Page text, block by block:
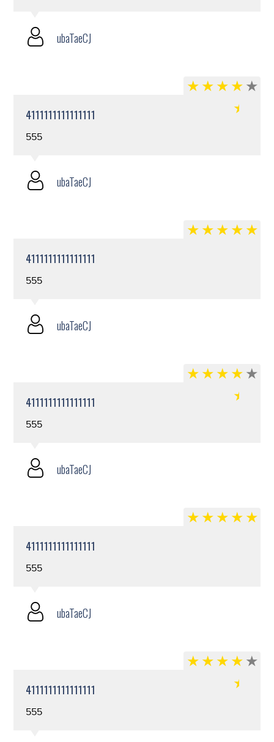
ubaTaeCJ
4111111111111111
555
ubaTaeCJ
4111111111111111
555
ubaTaeCJ
4111111111111111
555
ubaTaeCJ
4111111111111111
555
ubaTaeCJ
4111111111111111
555